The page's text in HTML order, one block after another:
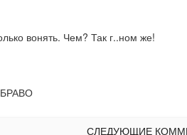
вонять. Чем? Так г..ном же!
БРАВО
СЛЕДУЮЩИЕ